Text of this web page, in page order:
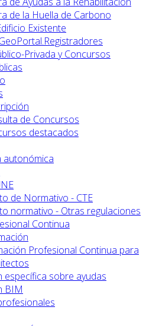
de la Huella de Carbono
Existente
Privada y Concursos
de Concursos
destacados
autonómica
de Normativo - CTE
normativo - Otras regulaciones
Continua
Profesional Continua para
específica sobre ayudas
BIM